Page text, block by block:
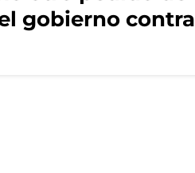
gobierno contra